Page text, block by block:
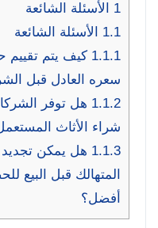
1 الأسئلة الشائعة
1.1 الأسئلة الشائعة
1.1.1 كيف يتم تقييم
سعره العادل قبل
1.1.2 هل توفر
شراء الأثاث
1.1.3 هل يمكن تجديد
المتهالك قبل البيع
أفضل؟